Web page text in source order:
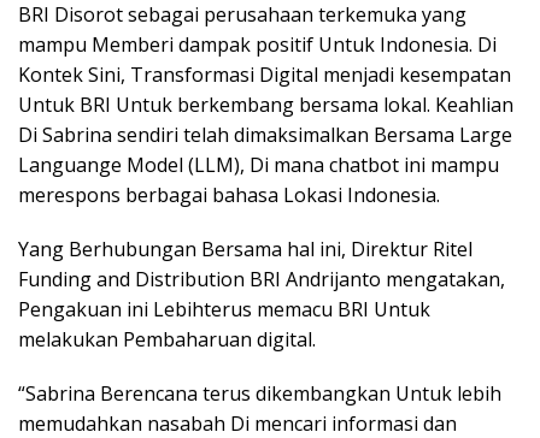
BRI Disorot sebagai perusahaan terkemuka yang
mampu Memberi dampak positif Untuk Indonesia. Di
Kontek Sini, Transformasi Digital menjadi kesempatan
Untuk BRI Untuk berkembang bersama lokal. Keahlian
Di Sabrina sendiri telah dimaksimalkan Bersama Large
Languange Model (LLM), Di mana chatbot ini mampu
merespons berbagai bahasa Lokasi Indonesia.
Yang Berhubungan Bersama hal ini, Direktur Ritel
Funding and Distribution BRI Andrijanto mengatakan,
Pengakuan ini Lebihterus memacu BRI Untuk
melakukan Pembaharuan digital.
“Sabrina Berencana terus dikembangkan Untuk lebih
memudahkan nasabah Di mencari informasi dan